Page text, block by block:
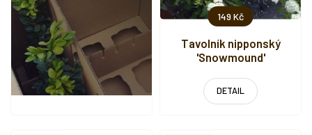
149 Kč
Tavolník nipponský
'Snowmound'
DETAIL